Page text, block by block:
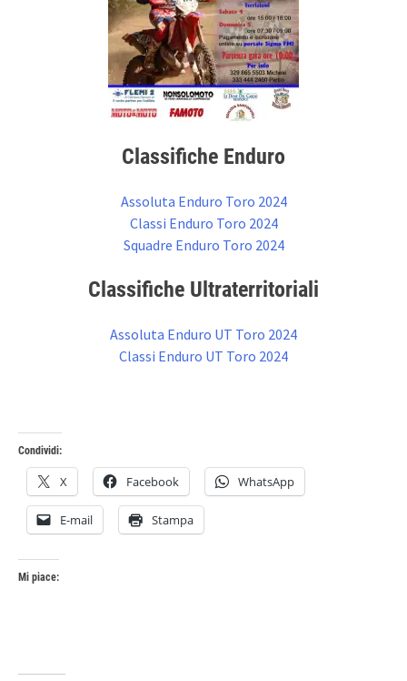
Classifiche Enduro
Assoluta Enduro Toro 2024
Classi Enduro Toro 2024
Squadre Enduro Toro 2024
Classifiche Ultraterritoriali
Assoluta Enduro UT Toro 2024
Classi Enduro UT Toro 2024
Condividi:
X Facebook WhatsApp
E-mail Stampa
Mi piace: